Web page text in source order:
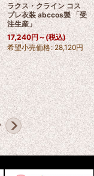
ラクス・クライン コス
プレ衣装 abccos製 「受
注生産」
17,240円～(税込)
希望小売価格: 28,120円